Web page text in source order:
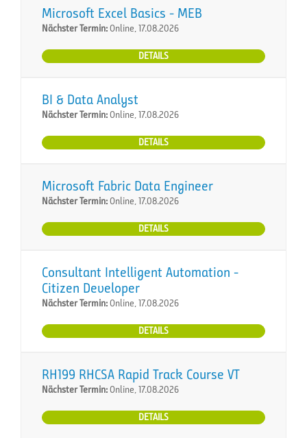
Microsoft Excel Basics - MEB
Nächster Termin:Online, 17.08.2026
DETAILS
BI & Data Analyst
Nächster Termin:Online, 17.08.2026
DETAILS
Microsoft Fabric Data Engineer
Nächster Termin:Online, 17.08.2026
DETAILS
Consultant Intelligent Automation -
Citizen Developer
Nächster Termin:Online, 17.08.2026
DETAILS
RH199 RHCSA Rapid Track Course VT
Nächster Termin:Online, 17.08.2026
DETAILS